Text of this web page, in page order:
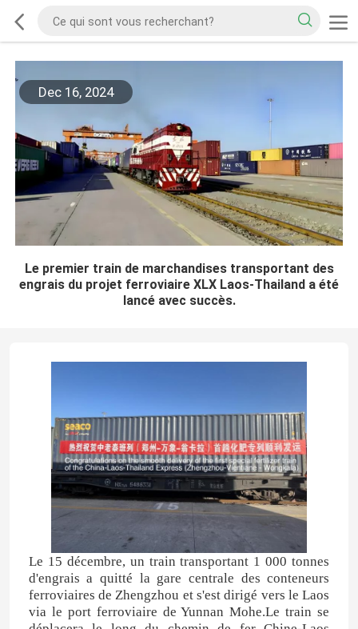
Dec 16, 2024
Le premier train de marchandises transportant des
engrais du projet ferroviaire XLX Laos-Thailand a été
lancé avec succès.
Le 15 décembre, un train transportant 1 000 tonnes
d'engrais a quitté la gare centrale des conteneurs
ferroviaires de Zhengzhou et s'est dirigé vers le Laos
via le port ferroviaire de Yunnan Mohe.Le train se